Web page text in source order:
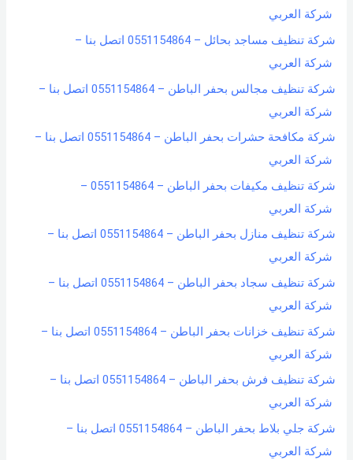
شركة العربي
شركة تنظيف مساجد بحائل – 0551154864 اتصل بنا –
شركة العربي
شركة تنظيف مجالس بحفر الباطن – 0551154864 اتصل بنا –
شركة العربي
شركة مكافحة حشرات بحفر الباطن – 0551154864 اتصل بنا –
شركة العربي
شركة تنظيف مكيفات بحفر الباطن – 0551154864 –
شركة العربي
شركة تنظيف منازل بحفر الباطن – 0551154864 اتصل بنا –
شركة العربي
شركة تنظيف سجاد بحفر الباطن – 0551154864 اتصل بنا –
شركة العربي
شركة تنظيف خزانات بحفر الباطن – 0551154864 اتصل بنا –
شركة العربي
شركة تنظيف فرش بحفر الباطن – 0551154864 اتصل بنا –
شركة العربي
شركة جلي بلاط بحفر الباطن – 0551154864 اتصل بنا –
شركة العربي